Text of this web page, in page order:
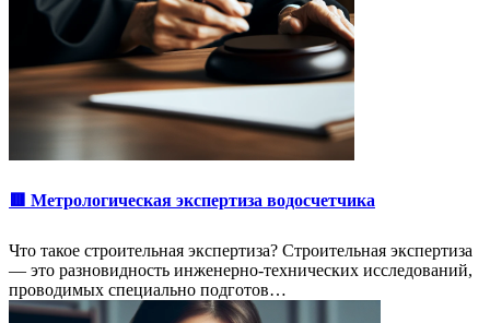
🟥 Метрологическая экспертиза водосчетчика
Что такое строительная экспертиза? Строительная экспертиза
— это разновидность инженерно-технических исследований,
проводимых специально подготов…